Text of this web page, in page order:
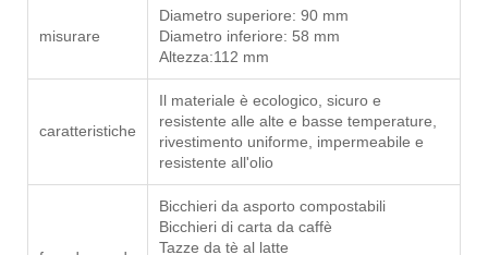
misurare
Diametro superiore: 90 mm
Diametro inferiore: 58 mm
Altezza:112 mm
caratteristiche
Il materiale è ecologico, sicuro e
resistente alle alte e basse temperature,
rivestimento uniforme, impermeabile e
resistente all'olio
Bicchieri da asporto compostabili
Bicchieri di carta da caffè
Tazze da tè al latte